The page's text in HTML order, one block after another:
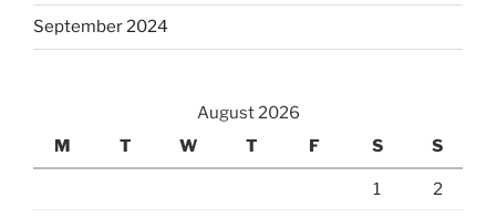
September 2024
August 2026
M
T W T F S S
1 2